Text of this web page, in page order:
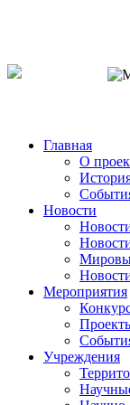
Главная
О
Новости
Мероприятия
Учреждения